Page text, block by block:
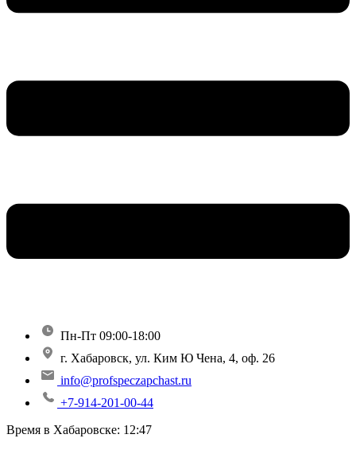
Пн-Пт 09:00-18:00
г. Хабаровск, ул. Ким Ю Чена, 4, оф. 26
info@profspeczapchast.ru
+7-914-201-00-44
Время в Хабаровске: 12:47